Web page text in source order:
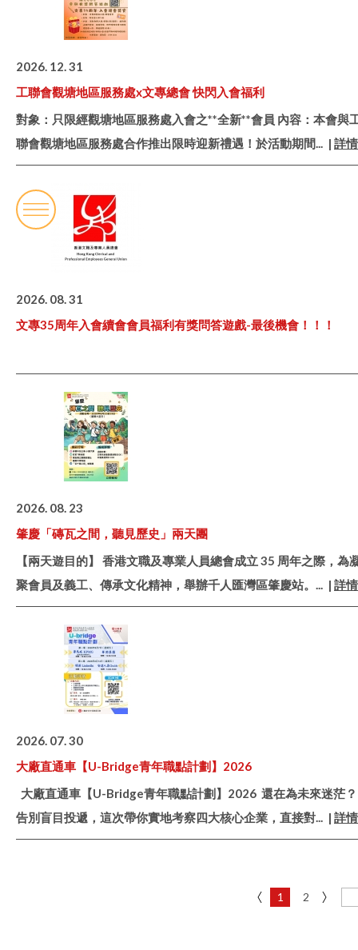
2026. 12. 31
工聯會觀塘地區服務處x文專總會 快閃入會福利
對象：只限經觀塘地區服務處入會之**全新**會員 內容：本會與
聯會觀塘地區服務處合作推出限時迎新禮遇！於活動期間... | 詳情
2026. 08. 31
文專35周年入會續會會員福利有獎問答遊戲-最後機會！！！
2026. 08. 23
肇慶「磚瓦之間，聽見歷史」兩天團
【兩天遊目的】 香港文職及專業人員總會成立 35 周年之際，為
聚會員及義工、傳承文化精神，舉辦千人匯灣區肇慶站。 ... | 詳情
2026. 07. 30
大廠直通車【U-Bridge青年職點計劃】2026
大廠直通車【U-Bridge青年職點計劃】2026 還在為未來迷茫？
告別盲目投遞，這次帶你實地考察四大核心企業，直接對... | 詳情
1 2